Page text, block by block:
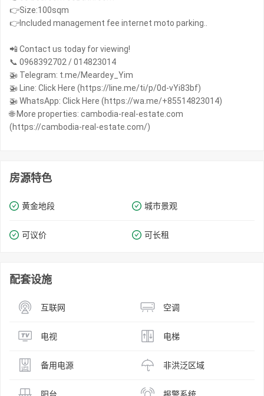
👉Size:100sqm
👉Included management fee internet moto parking..
📲 Contact us today for viewing!
📞 0968392702 / 014823014
🚁 Telegram: t.me/Meardey_Yim
🚁 Line: Click Here (https://line.me/ti/p/0d-vYi83bf)
🚁 WhatsApp: Click Here (https://wa.me/+85514823014)
🌐 More properties: cambodia-real-estate.com
(https://cambodia-real-estate.com/)
房源特色
黄金地段 城市景观
可议价 可长租
配套设施
互联网 空调
电视 电梯
备用电源 非洪泛区域
阳台 报警系统